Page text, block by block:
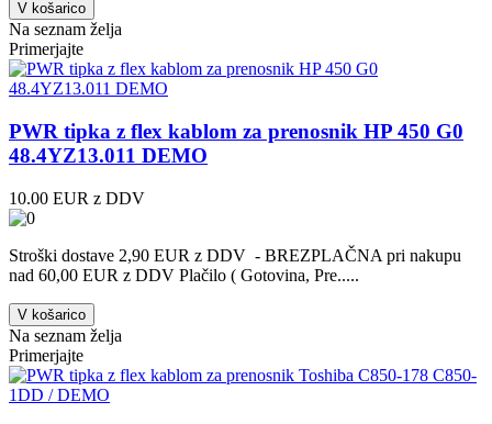
V košarico
Na seznam želja
Primerjajte
PWR tipka z flex kablom za prenosnik HP 450 G0
48.4YZ13.011 DEMO
10.00 EUR z DDV
Stroški dostave 2,90 EUR z DDV - BREZPLAČNA pri nakupu
nad 60,00 EUR z DDV Plačilo ( Gotovina, Pre.....
V košarico
Na seznam želja
Primerjajte